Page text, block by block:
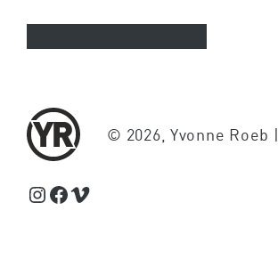
© 2026, Yvonne Roeb |
Schaue Feed, Reels und Storys auf Instagram von Yvonne Roeb
Facebook
Schaue Videos auf Vimeo über Yvonne Roeb